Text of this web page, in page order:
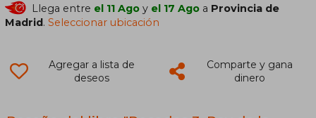
Llega entre el 11 Ago y el 17 Ago a Provincia de
Madrid.Seleccionar ubicación
Agregar a lista de
deseos
Comparte y gana
dinero